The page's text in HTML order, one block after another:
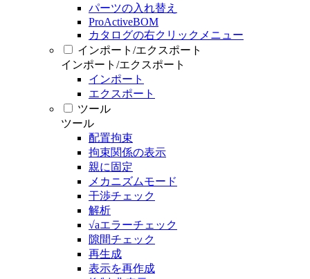
パーツの入れ替え
ProActiveBOM
カタログの右クリックメニュー
インポート/エクスポート
インポート/エクスポート
インポート
エクスポート
ツール
ツール
配置拘束
拘束関係の表示
親に固定
メカニズムモード
干渉チェック
解析
√aエラーチェック
隙間チェック
再生成
表示を再作成